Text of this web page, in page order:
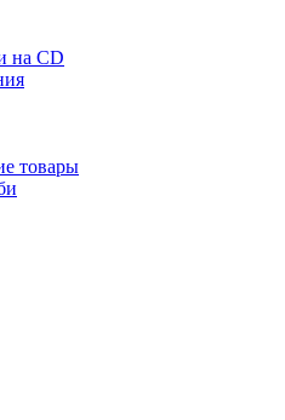
на CD
товары